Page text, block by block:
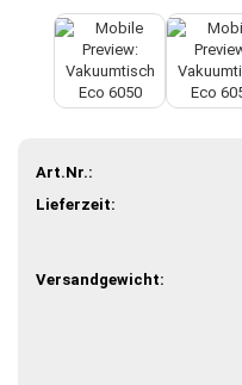
Art.Nr.:
Lieferzeit:
Versandgewicht: